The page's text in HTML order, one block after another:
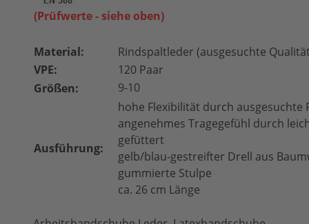
(Prüfwerte - siehe oben)
Material:
Rindspaltleder (ausgesuchte
VPE:
120 Paar
Größen:
9-10
Ausführung:
hohe Flexibilität durch
angenehmes Tragegefühl durch
gefüttert
gelb/blau-gestreifter Drell aus
gummierte Stulpe
ca. 26 cm Länge